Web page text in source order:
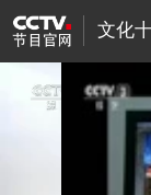
文化